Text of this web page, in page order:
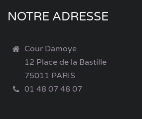
NOTRE ADRESSE
Cour Damoye
12 Place de la Bastille
75011 PARIS
01 48 07 48 07